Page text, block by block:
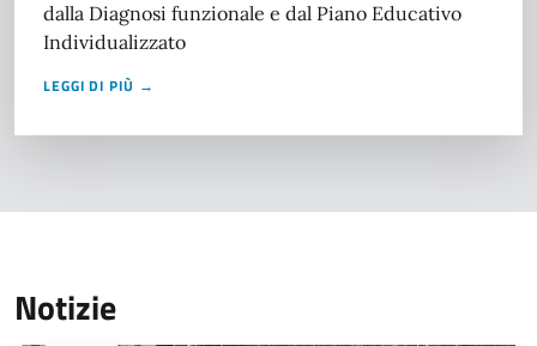
dalla Diagnosi funzionale e dal Piano Educativo
Individualizzato
LEGGI DI PIÙ →
Notizie